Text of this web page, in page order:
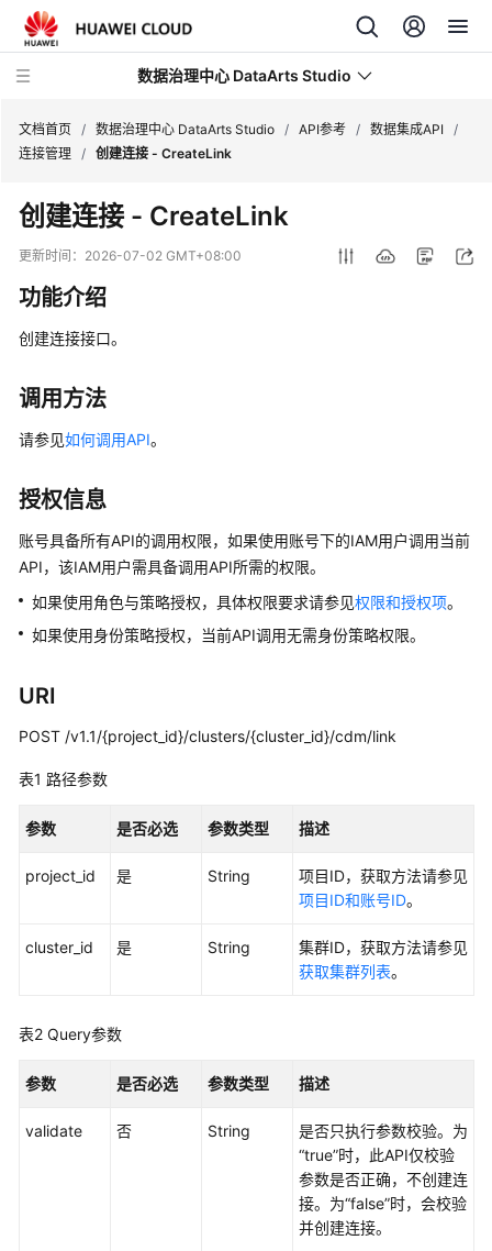
数据治理中心 DataArts Studio
最
新
动
品
绍
数
治
方
法
快
入
户
南
最
践
参
参
文档首页 / 数据治理中心 DataArts Studio / API参考 / 数据集成API /
连接管理 / 创建连接 - CreateLink
创建连接 - CreateLink
更新时间： 2026-07-02 GMT+08:00
功能介绍
创建连接接口。
调用方法
请参见如何调用API。
授权信息
账号具备所有API的调用权限，如果使用账号下的IAM用户调用当前
API，该IAM用户需具备调用API所需的权限。
如果使用角色与策略授权，具体权限要求请参见权限和授权项。
如果使用身份策略授权，当前API调用无需身份策略权限。
URI
POST /v1.1/{project_id}/clusters/{cluster_id}/cdm/link
表1 路径参数
参数 是否必选 参数类型 描述
project_id 是 String
项目ID，获取方法请参见
项目ID和账号ID。
cluster_id 是 String
集群ID，获取方法请参见
获取集群列表。
表2 Query参数
参数 是否必选 参数类型 描述
validate 否 String
是否只执行参数校验。为
“true”时，此API仅校验
参数是否正确，不创建连
接。为“false”时，会校验
并创建连接。